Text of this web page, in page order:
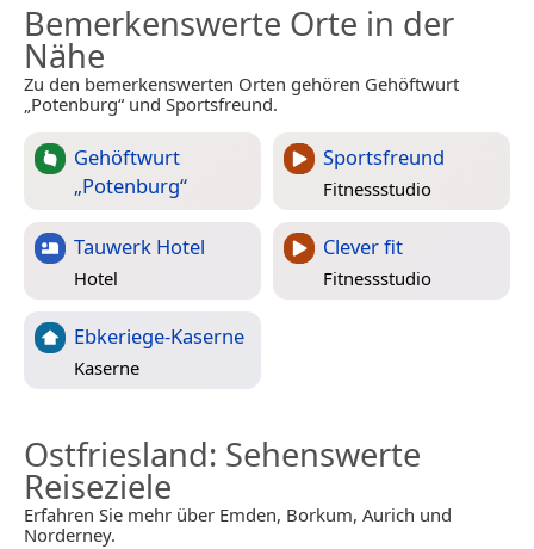
Bemerkenswerte Orte in der
Nähe
Zu den bemerkenswerten Orten gehören Gehöftwurt
„Potenburg“ und Sportsfreund.
Gehöftwurt
„Potenburg“
Sportsfreund
Fitnessstudio
Tauwerk Hotel
Hotel
Clever fit
Fitnessstudio
Ebkeriege-Kaserne
Kaserne
Ostfriesland: Sehenswerte
Reiseziele
Erfahren Sie mehr über Emden, Borkum, Aurich und
Norderney.